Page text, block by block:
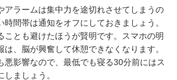
アラームは集中力を途切れさせてしまうの
時間帯は通知をオフにしておきましょう。
ことも避けたほうが賢明です。スマホの明
は、脳が興奮して休憩できなくなります。
悪影響なので、最低でも寝る30分前にはス
ましょう。